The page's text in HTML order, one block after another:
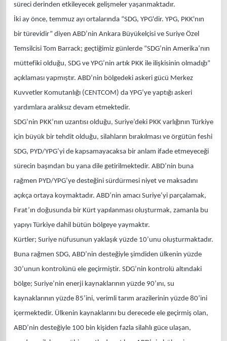
süreci derinden etkileyecek gelişmeler yaşanmaktadır.
İki ay önce, temmuz ayı ortalarında “SDG, YPG'dir. YPG, PKK'nın
bir türevidir” diyen ABD’nin Ankara Büyükelçisi ve Suriye Özel
Temsilcisi Tom Barrack; geçtiğimiz günlerde “SDG’nin Amerika’nın
müttefiki olduğu, SDG ve YPG’nin artık PKK ile ilişkisinin olmadığı”
açıklaması yapmıştır. ABD’nin bölgedeki askeri gücü Merkez
Kuvvetler Komutanlığı (CENTCOM) da YPG’ye yaptığı askeri
yardımlara aralıksız devam etmektedir.
SDG’nin PKK’nın uzantısı olduğu, Suriye’deki PKK varlığının Türkiye
için büyük bir tehdit olduğu, silahların bırakılması ve örgütün feshi
SDG, PYD/YPG’yi de kapsamayacaksa bir anlam ifade etmeyeceği
sürecin başından bu yana dile getirilmektedir. ABD’nin buna
rağmen PYD/YPG’ye desteğini sürdürmesi niyet ve maksadını
açıkça ortaya koymaktadır. ABD’nin amacı Suriye’yi parçalamak,
Fırat’ın doğusunda bir Kürt yapılanması oluşturmak, zamanla bu
yapıyı Türkiye dahil bütün bölgeye yaymaktır.
Kürtler; Suriye nüfusunun yaklaşık yüzde 10’unu oluşturmaktadır.
Buna rağmen SDG, ABD’nin desteğiyle şimdiden ülkenin yüzde
30’unun kontrolünü ele geçirmiştir. SDG’nin kontrolü altındaki
bölge; Suriye’nin enerji kaynaklarının yüzde 90’ını, su
kaynaklarının yüzde 85’ini, verimli tarım arazilerinin yüzde 80’ini
içermektedir. Ülkenin kaynaklarını bu derecede ele geçirmiş olan,
ABD’nin desteğiyle 100 bin kişiden fazla silahlı güce ulaşan,